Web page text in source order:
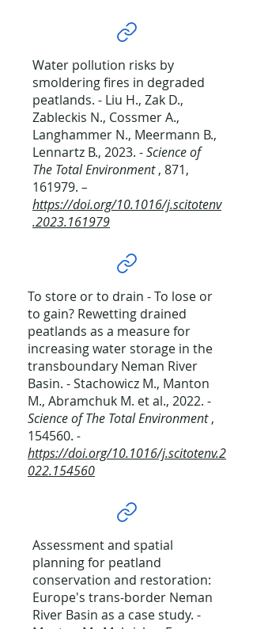
Water pollution risks by
smoldering fires in degraded
peatlands. - Liu H., Zak D.,
Zableckis N., Cossmer A.,
Langhammer N., Meermann B.,
Lennartz B., 2023. -Science of
The Total Environment, 871,
161979. –
https://doi.org/10.1016/j.scitotenv
.2023.161979
To store or to drain - To lose or
to gain? Rewetting drained
peatlands as a measure for
increasing water storage in the
transboundary Neman River
Basin. - Stachowicz M., Manton
M., Abramchuk M. et al., 2022. -
Science of The Total Environment,
154560. -
https://doi.org/10.1016/j.scitotenv.2
022.154560
Assessment and spatial
planning for peatland
conservation and restoration:
Europe's trans-border Neman
River Basin as a case study. -